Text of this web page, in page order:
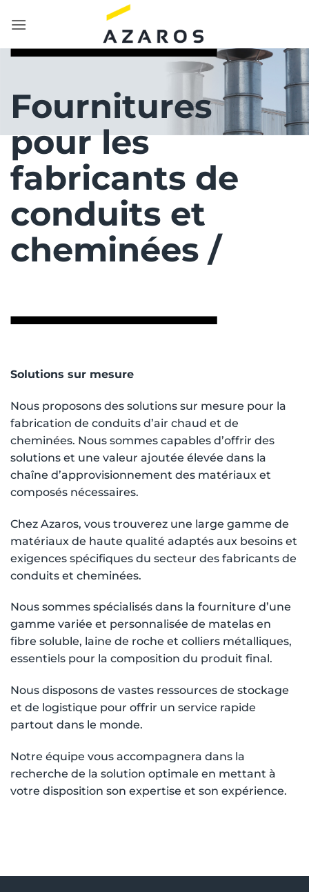
au
Fournitures
pour les
fabricants de
conduits et
cheminées /
Solutions sur mesure
Nous proposons des solutions sur mesure pour la
fabrication de conduits d’air chaud et de
cheminées. Nous sommes capables d’offrir des
solutions et une valeur ajoutée élevée dans la
chaîne d’approvisionnement des matériaux et
composés nécessaires.
Chez Azaros, vous trouverez une large gamme de
matériaux de haute qualité adaptés aux besoins et
exigences spécifiques du secteur des fabricants de
conduits et cheminées.
Nous sommes spécialisés dans la fourniture d’une
gamme variée et personnalisée de matelas en
fibre soluble, laine de roche et colliers métalliques,
essentiels pour la composition du produit final.
Nous disposons de vastes ressources de stockage
et de logistique pour offrir un service rapide
partout dans le monde.
Notre équipe vous accompagnera dans la
recherche de la solution optimale en mettant à
votre disposition son expertise et son expérience.